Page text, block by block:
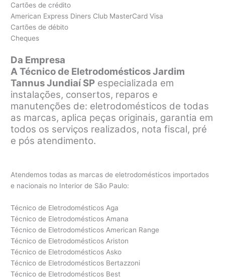
Cartões de crédito
American Express Diners Club MasterCard Visa
Cartões de débito
Cheques
Da Empresa
A Técnico de Eletrodomésticos Jardim
Tannus Jundiaí SP especializada em
instalações, consertos, reparos e
manutenções de: eletrodomésticos de todas
as marcas, aplica peças originais, garantia em
todos os serviços realizados, nota fiscal, pré
e pós atendimento.
Atendemos todas as marcas de eletrodomésticos importados
e nacionais no Interior de São Paulo:
Técnico de Eletrodomésticos Aga
Técnico de Eletrodomésticos Amana
Técnico de Eletrodomésticos American Range
Técnico de Eletrodomésticos Ariston
Técnico de Eletrodomésticos Asko
Técnico de Eletrodomésticos Bertazzoni
Técnico de Eletrodomésticos Best